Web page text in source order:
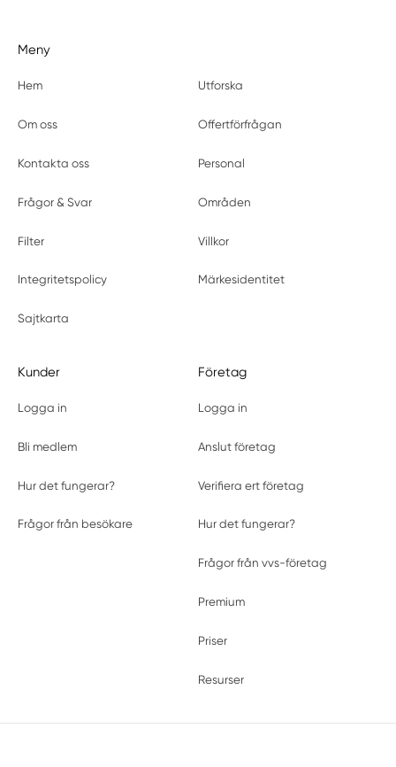
Meny
Hem Utforska
Om oss Offertförfrågan
Kontakta oss Personal
Frågor & Svar Områden
Filter Villkor
Integritetspolicy Märkesidentitet
Sajtkarta
Kunder
Logga in
Bli medlem
Hur det fungerar?
Frågor från besökare
Företag
Logga in
Anslut företag
Verifiera ert företag
Hur det fungerar?
Frågor från vvs-företag
Premium
Priser
Resurser